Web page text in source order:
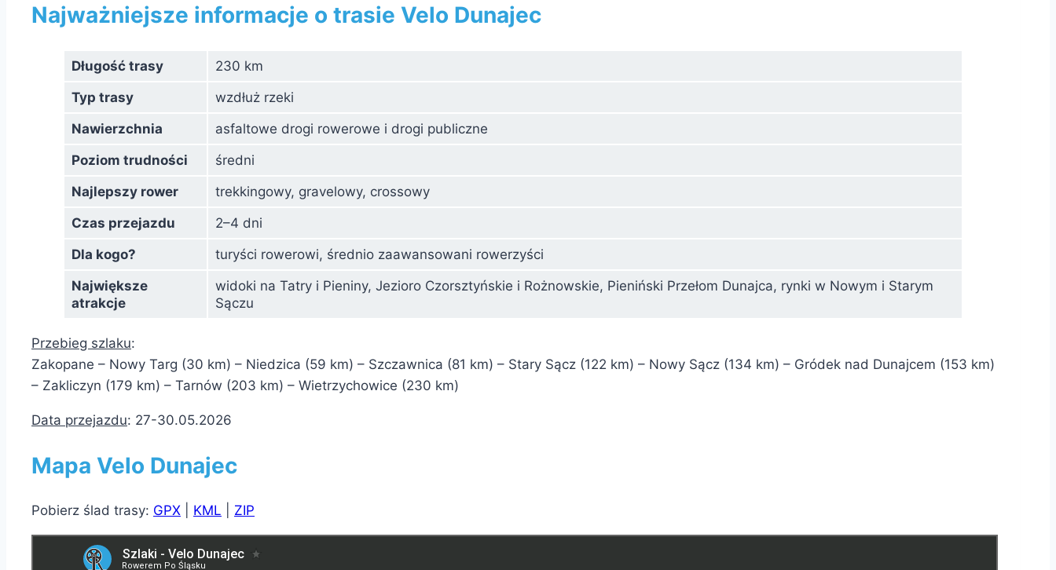
Najważniejsze informacje o trasie Velo Dunajec
Długość trasy
230 km
Typ trasy
wzdłuż rzeki
Nawierzchnia
asfaltowe drogi rowerowe i drogi publiczne
Poziom trudności
średni
Najlepszy rower
trekkingowy, gravelowy, crossowy
Czas przejazdu
2–4 dni
Dla kogo?
turyści rowerowi, średnio zaawansowani rowerzyści
Największe
atrakcje
widoki na Tatry i Pieniny, Jezioro Czorsztyńskie i Rożnowskie, Pieniński Przełom Dunajca, rynki w Nowym i Starym
Sączu
Przebieg szlaku:
Zakopane – Nowy Targ (30 km) – Niedzica (59 km) – Szczawnica (81 km) – Stary Sącz (122 km) – Nowy Sącz (134 km) – Gródek nad Dunajcem (153 km)
– Zakliczyn (179 km) – Tarnów (203 km) – Wietrzychowice (230 km)
Data przejazdu: 27-30.05.2026
Mapa Velo Dunajec
Pobierz ślad trasy: GPX KML ZIP